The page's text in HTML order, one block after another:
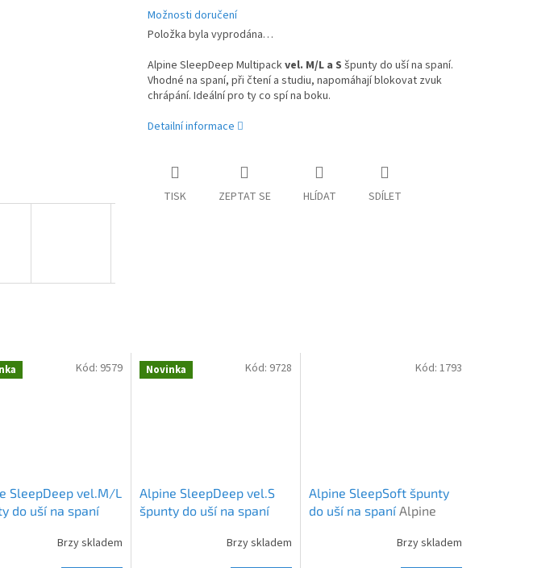
Možnosti doručení
Položka byla vyprodána…
Alpine SleepDeep Multipackvel. M/L a S špunty do uší na spaní.
Vhodné na spaní, při čtení a studiu, napomáhají blokovat zvuk
chrápání. Ideální pro ty co spí na boku.
Detailní informace
TISK ZEPTAT SE HLÍDAT SDÍLET
SleepDeep vel.M/L
do uší na spaní
Brzy skladem
Kód: 9579 Novinka
Alpine SleepDeep vel.S
špunty do uší na spaní
Brzy skladem
Kód: 9728
Alpine SleepSoft špunty
do uší na spaní Alpine
Brzy skladem
Kód: 1793